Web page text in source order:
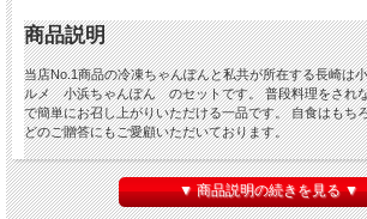
商品説明
当店No.1商品の冷凍ちゃんぽんと私共が所在する長崎は
ルメ 小浜ちゃんぽん のセットです。 普段料理をされ
で簡単にお召し上がりいただける一品です。 自食はもち
どのご贈答にもご愛顧いただいております。
商品仕様 ▼ 商品説明の続きを見る ▼